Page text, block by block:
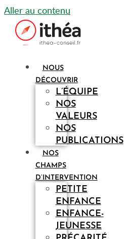
Aller au contenu
NOUS
DÉCOUVRIR
L’ÉQUIPE
NOS
VALEURS
NOS
PUBLICATIONS
NOS
CHAMPS
D’INTERVENTION
PETITE
ENFANCE
ENFANCE-
JEUNESSE